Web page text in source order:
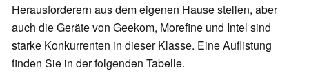
Herausforderern aus dem eigenen Hause stellen, aber
auch die Geräte von Geekom, Morefine und Intel sind
starke Konkurrenten in dieser Klasse. Eine Auflistung
finden Sie in der folgenden Tabelle.